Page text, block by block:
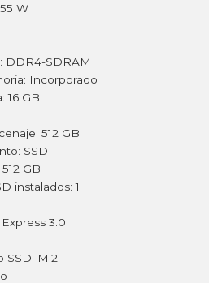
W
DDR4-SDRAM
Incorporado
16 GB
512 GB
SSD
GB
instalados: 1
3.0
SSD: M.2